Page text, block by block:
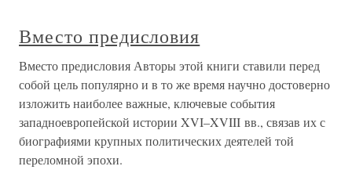
Вместо предисловия
Вместо предисловия Авторы этой книги ставили перед
собой цель популярно и в то же время научно достоверно
изложить наиболее важные, ключевые события
западноевропейской истории XVI–XVIII вв., связав их с
биографиями крупных политических деятелей той
переломной эпохи.